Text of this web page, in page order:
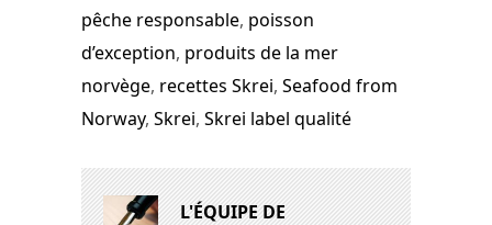
pêche responsable, poisson
d’exception, produits de la mer
norvège, recettes Skrei, Seafood from
Norway, Skrei, Skrei label qualité
L'ÉQUIPE DE